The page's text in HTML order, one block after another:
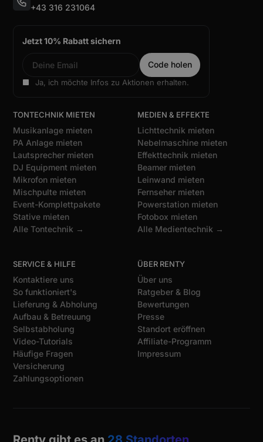
+43 316 231064
Jetzt 10% Rabatt sichern
Ja, ich möchte Infos zu Aktionen erhalten.
TONTECHNIK MIETEN
Musikanlage mieten
PA Anlage mieten
Lautsprecher mieten
DJ Equipment mieten
Mikrofon mieten
Mischpulte mieten
Event-Komplettpakete
Stative mieten
Alle Tontechnik →
MEDIEN & EFFEKTE
Lichttechnik mieten
Nebelmaschine mieten
Effekttechnik mieten
Beamer mieten
Leinwand mieten
Fernseher mieten
Powerstation mieten
Fotobox mieten
Alle Medientechnik →
SERVICE & HILFE
Kontaktiere uns
So funktioniert's
Lieferung & Abholung
Aufbau & Betreuung
Selbstabholung
Video-Tutorials
Häufige Fragen
Versicherung
Zahlungsoptionen
ÜBER RENTY
Über uns
Ratgeber & Blog
Bewertungen
Presse
Standort eröffnen
Affiliate-Programm
Impressum